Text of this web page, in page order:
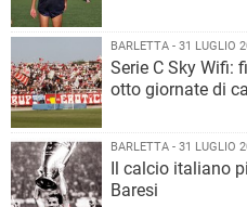
BARLETTA - 31 LUGLIO
Serie C Sky Wifi:
otto giornate di
BARLETTA - 31 LUGLIO
Il calcio italiano
Baresi